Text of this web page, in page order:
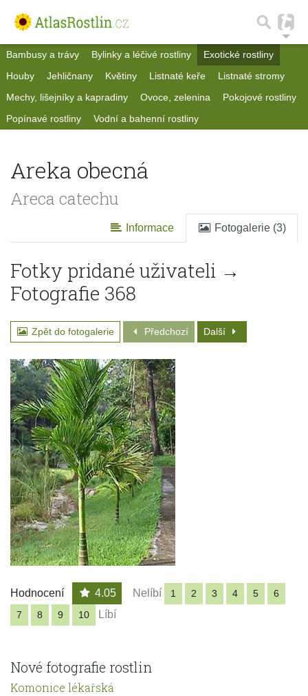
Bambusy a trávy Bylinky a léčivé rostliny
Exotické rostliny
Houby
Jehličnany Květiny Listnaté keře
Listnaté stromy
Mechy, lišejníky a kapradiny
Ovoce, zelenina
Pokojové rostliny
Popínavé rostliny
Vodní a bahenní rostliny
Areka obecná
Areca catechu
Informace Fotogalerie (3)
Fotky pridané uživateli →
Fotografie 368
Zpět do fotogalerie Předchozí Další
Hodnocení 4.05 Nelíbí 1 2 3 4 5
6
7
8 9 10 Líbí
Nové fotografie rostlin
Komonice lékařská